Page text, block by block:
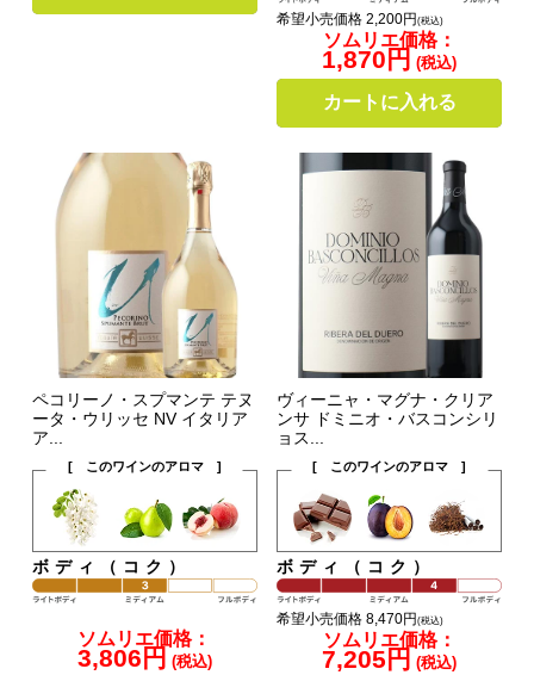
希望小売価格 2,200円(税込)
ソムリエ価格：
1,870円 (税込)
カートに入れる
ペコリーノ・スプマンテ テヌ
ータ・ウリッセ NV イタリア
ア...
[ このワインのアロマ ]
ボディ（コク）
ソムリエ価格：
3,806円 (税込)
ヴィーニャ・マグナ・クリア
ンサ ドミニオ・バスコンシリ
ョス...
[ このワインのアロマ ]
ボディ（コク）
希望小売価格 8,470円(税込)
ソムリエ価格：
7,205円 (税込)